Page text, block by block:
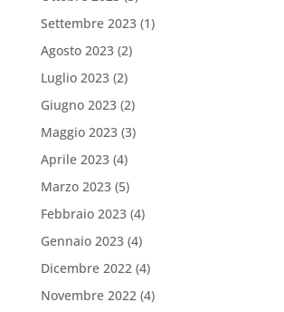
Settembre 2023(1)
Agosto 2023(2)
Luglio 2023(2)
Giugno 2023(2)
Maggio 2023(3)
Aprile 2023(4)
Marzo 2023(5)
Febbraio 2023(4)
Gennaio 2023(4)
Dicembre 2022(4)
Novembre 2022(4)